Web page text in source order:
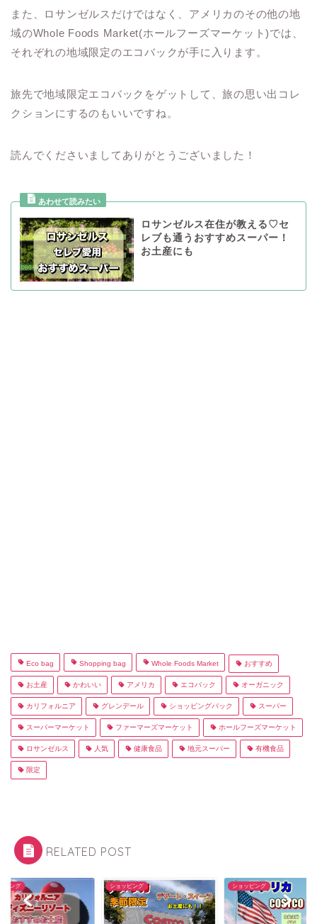
また、ロサンゼルスだけではなく、アメリカのその他の地
域のWhole Foods Market(ホールフーズマーケット)では、
それぞれの地域限定のエコバックが手に入ります。
旅先で地域限定エコバックをゲットして、旅の思い出コレ
クションにするのもいいですね。
読んでくださいましてありがとうございました！
ロサンゼルス在住が教える♡セ
レブも通うおすすめスーパー！
お土産にも
Eco bag Shopping bag Whole Foods Market おすすめ
お土産 かわいい アメリカ エコバック オーガニック
カリフォルニア グレンデール ショッピングバック スーパー
スーパーマーケット ファーマーズマーケット ホールフーズマーケット
ロサンゼルス 人気 健康食品 地元スーパー 有機食品
限定
RELATED POST
ピング ショッピング ショッピング